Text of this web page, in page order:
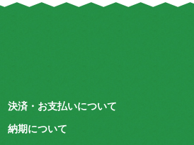
決済・お支払いについて
納期について